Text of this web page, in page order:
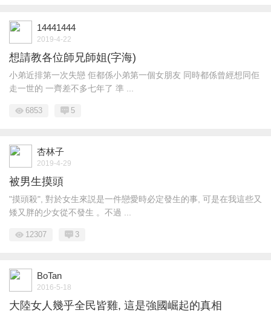
14441444
2019-4-22
想請教各位師兄師姐(字海)
小弟近排第一次失戀 佢都係小弟第一個女朋友 同時都係曾經想同佢
走一世的 一齊差不多七年了 準 ...
6853 5
杏林子
2019-4-29
被男生摸頭
"摸頭殺", 對於女生來説是一件戀愛時必定發生的事, 可是在我這些又
矮又胖的少女從不發生 。不過 ...
12307 3
BoTan
2016-5-18
大陸女人幾乎全民皆雞, 這是強國崛起的真相